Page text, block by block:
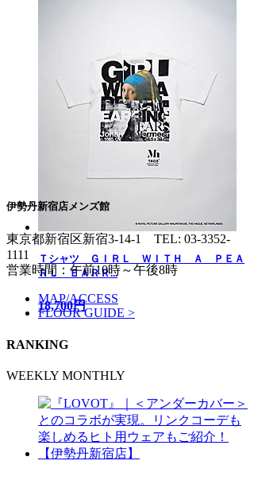
Ｔシャツ ＧＩＲＬ ＷＩＴＨ Ａ ＰＥＡ
ＲＬ ＥＡＲＲ...
18,700円
伊勢丹新宿店メンズ館
東京都新宿区新宿3-14-1 TEL: 03-3352-
1111
営業時間：午前10時～午後8時
MAP/ACCESS
FLOOR GUIDE >
RANKING
WEEKLY MONTHLY